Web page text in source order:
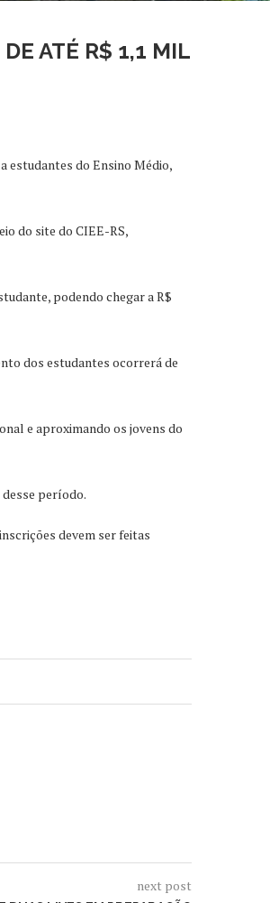
ATÉ R$ 1,1 MIL
estudantes do Ensino Médio,
do site do CIEE-RS,
podendo chegar a R$
dos estudantes ocorrerá de
e aproximando os jovens do
período.
devem ser feitas
next post